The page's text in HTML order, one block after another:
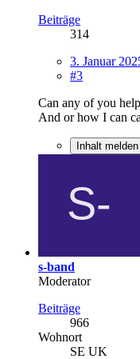
Beiträge
314
3. Januar
#3
Can any of you
And or how I can
Inhalt melden
s-band
Moderator
Beiträge
966
Wohnort
SE UK